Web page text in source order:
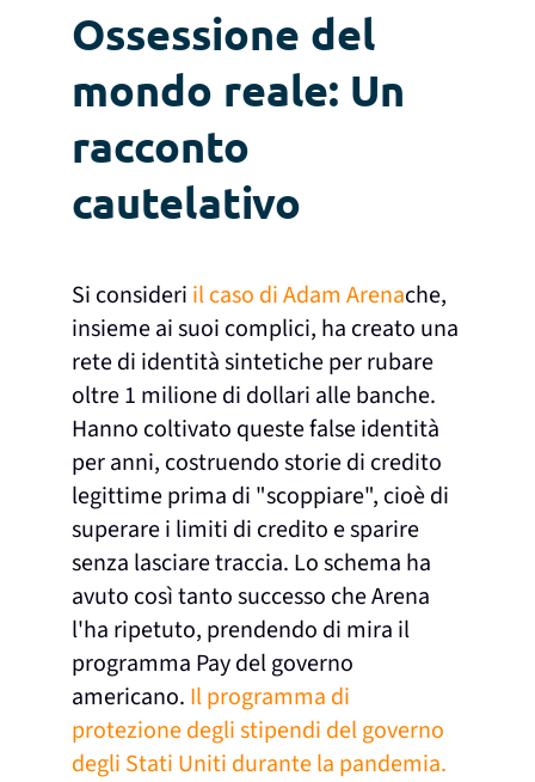
Ossessione del
mondo reale: Un
racconto
cautelativo
Si consideri il caso di Adam Arenache,
insieme ai suoi complici, ha creato una
rete di identità sintetiche per rubare
oltre 1 milione di dollari alle banche.
Hanno coltivato queste false identità
per anni, costruendo storie di credito
legittime prima di "scoppiare", cioè di
superare i limiti di credito e sparire
senza lasciare traccia. Lo schema ha
avuto così tanto successo che Arena
l'ha ripetuto, prendendo di mira il
programma Pay del governo
americano. Il programma di
protezione degli stipendi del governo
degli Stati Uniti durante la pandemia.